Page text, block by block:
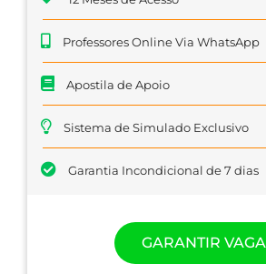
Professores Online Via WhatsApp
Apostila de Apoio
Sistema de Simulado Exclusivo
Garantia Incondicional de 7 dias
GARANTIR VAGA